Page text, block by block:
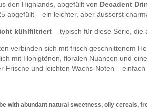
den Highlands, abgefüllt von Decadent
abgefüllt – ein leichter, aber äusserst
kühlfiltriert – typisch für diese Serie, die
verbinden sich mit frisch geschnittenem
mit Honigtönen, floralen Nuancen und
Frische und leichten Wachs‑Noten –
with abundant natural sweetness, oily cereals,